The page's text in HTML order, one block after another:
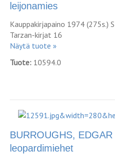
leijonamies
Kauppakirjapaino 1974 (275s.)
Tarzan-kirjat 16
Näytä tuote »
Tuote: 10594.0
BURROUGHS,
leopardimiehet